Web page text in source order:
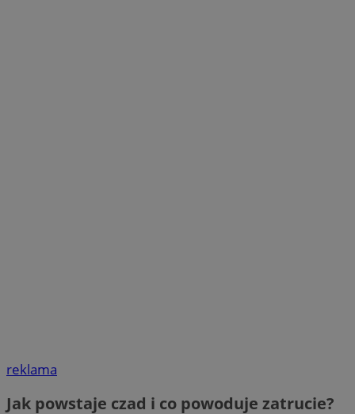
reklama
Jak powstaje czad i co powoduje zatrucie?